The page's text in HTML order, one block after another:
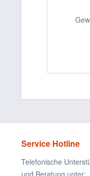
Service Hotline
Telefonische
und Beratung unter: